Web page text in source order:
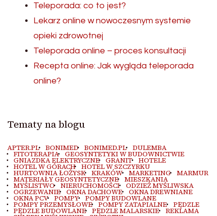
Teleporada: co to jest?
Lekarz online w nowoczesnym systemie
opieki zdrowotnej
Teleporada online – proces konsultacji
Recepta online: Jak wygląda teleporada
online?
Tematy na blogu
APTER.PL BONIMED BONIMED.PL DULEMBA
FITOTERAPIA GEOSYNTETYKI W BUDOWNICTWIE
GNIAZDKA ELEKTRYCZNE GRANIT HOTELE
HOTEL W GÓRACH HOTEL W SZCZYRKU
HURTOWNIA ŁOŻYSK KRAKÓW MARKETING MARMUR
MATERIAŁY GEOSYNTETYCZNE MIESZKANIA
MYŚLISTWO NIERUCHOMOŚCI ODZIEŻ MYŚLIWSKA
OGRZEWANIE OKNA DACHOWE OKNA DREWNIANE
OKNA PCV POMPY POMPY BUDOWLANE
POMPY PRZEMYSŁOWE POMPY ZATAPIALNE PĘDZLE
PĘDZLE BUDOWLANE PĘDZLE MALARSKIE REKLAMA